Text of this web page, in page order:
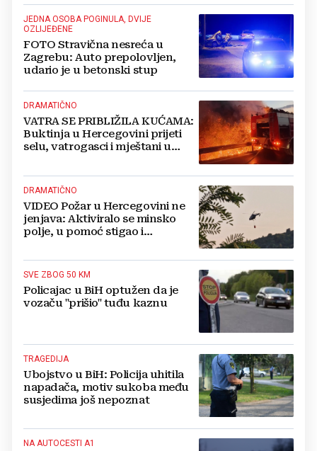
JEDNA OSOBA POGINULA, DVIJE
OZLIJEĐENE
FOTO Stravična nesreća u
Zagrebu: Auto prepolovljen,
udario je u betonski stup
DRAMATIČNO
VATRA SE PRIBLIŽILA KUĆAMA:
Buktinja u Hercegovini prijeti
selu, vatrogasci i mještani u
DRAMATIČNO
VIDEO Požar u Hercegovini ne
jenjava: Aktiviralo se minsko
polje, u pomoć stigao i
SVE ZBOG 50 KM
Policajac u BiH optužen da je
vozaču "prišio" tuđu kaznu
TRAGEDIJA
Ubojstvo u BiH: Policija uhitila
napadača, motiv sukoba među
susjedima još nepoznat
NA AUTOCESTI A1